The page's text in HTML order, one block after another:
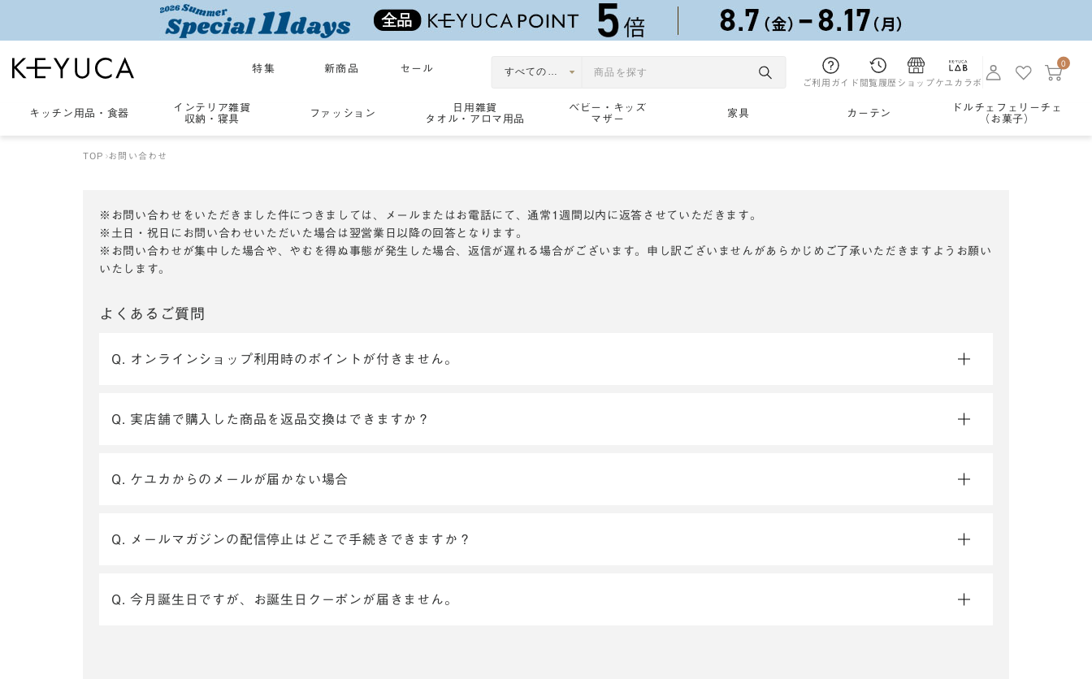
特集 新商品 セール
ご利用ガイド 閲覧履歴 ショップケユカラボ
0
キッチン用品 ・ 食器
インテリア雑貨
収納・寝具
ファッション
日用雑貨
タオル・アロマ用品
ベビー・キッズ
マザー
家具 カーテン
ドルチェフェリーチェ
（お菓子）
TOP お問い合わせ
※お問い合わせをいただきました件につきましては、メールまたはお電話にて、通常1週間以内に返答させていただきます。
※土日・祝日にお問い合わせいただいた場合は翌営業日以降の回答となります。
※お問い合わせが集中した場合や、やむを得ぬ事態が発生した場合、返信が遅れる場合がございます。申し訳ございませんがあらかじめご了承いただきますようお願い
いたします。
よくあるご質問
Q. オンラインショップ利用時のポイントが付きません。
Q. 実店舗で購入した商品を返品交換はできますか？
Q. ケユカからのメールが届かない場合
Q. メールマガジンの配信停止はどこで手続きできますか？
Q. 今月誕生日ですが、お誕生日クーポンが届きません。